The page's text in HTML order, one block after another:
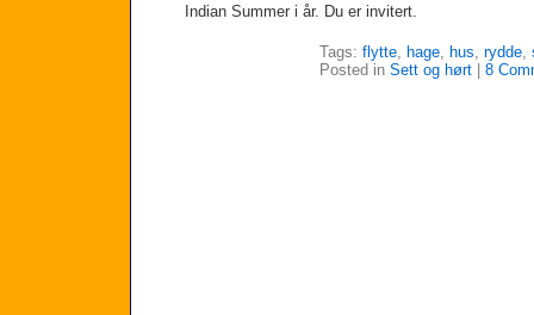
Indian Summer i år. Du er invitert.
Tags: flytte, hage, hus, rydde,
Posted in Sett og hørt 8